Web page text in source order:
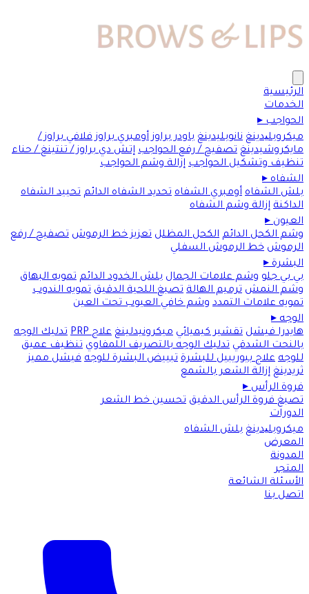
الرئيسية
الخدمات
الحواجب▸
ميكروبلیدينغ نانوبليدينغ باودر براوز أومبري براوز فلافي براوز /
مايكروشيدينغ تصفيح / رفع الحواجب إتش دي براوز / تنتينغ / حناء
تنظيف وتشكيل الحواجب إزالة وشم الحواجب
الشفاه▸
بلش الشفاه أومبري الشفاه تحديد الشفاه الدائم تحييد الشفاه
الداكنة إزالة وشم الشفاه
العيون▸
وشم الكحل الدائم الكحل المظلل تعزيز خط الرموش تصفيح / رفع
الرموش خط الرموش السفلي
البشرة▸
بي بي جلو وشم علامات الجمال بلش الخدود الدائم تمويه البهاق
وشم النمش ترميم الهالة تصبغ اللحية الدقيق تمويه الندوب
تمويه علامات التمدد وشم خافي العيوب تحت العين
الوجه▸
هايدرا فيشل تقشير كيميائي ميكرونيدلينغ علاج PRP
تدليك الوجه
بالنحت الشدقي تدليك الوجه بالتصريف اللمفاوي تنظيف عميق
للوجه علاج بيوريبيل للبشرة تبييض البشرة للوجه فيشل مميز
ثريدينغ إزالة الشعر بالشمع
فروة الرأس▸
تصبغ فروة الرأس الدقيق تحسين خط الشعر
الدورات
ميكروبلیدينغ بلش الشفاه
المعرض
المدونة
المتجر
الأسئلة الشائعة
اتصل بنا